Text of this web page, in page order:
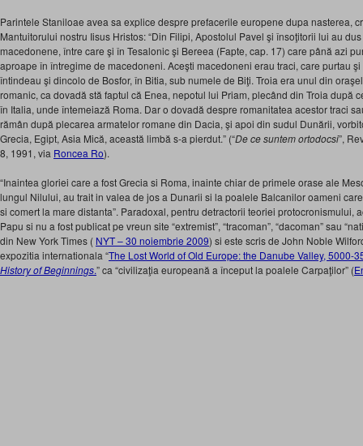
Parintele Staniloae avea sa explice despre prefacerile europene dupa nasterea,
Mantuitorului nostru Iisus Hristos: “Din Filipi, Apostolul Pavel şi însoţitorii lui au
macedonene, între care şi în Tesalonic şi Bereea (Fapte, cap. 17) care până azi
aproape în întregime de macedoneni. Aceşti macedoneni erau traci, care purtau
întindeau şi dincolo de Bosfor, în Bitia, sub numele de Biţi. Troia era unul din
romanic, ca dovadă stă faptul că Enea, nepotul lui Priam, plecând din Troia după
în Italia, unde întemeiază Roma. Dar o dovadă despre romanitatea acestor traci
rămân după plecarea armatelor romane din Dacia, şi apoi din sudul Dunării,
Grecia, Egipt, Asia Mică, această limbă s-a pierdut.” (“De ce suntem ortodocsi”,
8, 1991, via Roncea Ro).
“Inaintea gloriei care a fost Grecia si Roma, inainte chiar de primele orase ale
lungul Nilului, au trait in valea de jos a Dunarii si la poalele Balcanilor oameni
si comert la mare distanta”. Paradoxal, pentru detractorii teoriei protocronismului,
Papu si nu a fost publicat pe vreun site “extremist”, “tracoman”, “dacoman” sau
din New York Times ( NYT – 30 noiembrie 2009) si este scris de John Noble
expozitia internationala “The Lost World of Old Europe: the Danube Valley, 5000-
History of Beginnings.” ca “civilizaţia europeană a început la poalele Carpaţilor” (